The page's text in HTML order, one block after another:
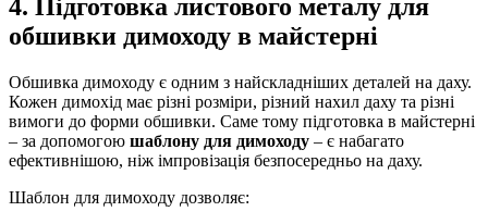
4. Підготовка листового металу для
обшивки димоходу в майстерні
Обшивка димоходу є одним з найскладніших деталей на даху.
Кожен димохід має різні розміри, різний нахил даху та різні
вимоги до форми обшивки. Саме тому підготовка в майстерні
– за допомогою шаблону для димоходу – є набагато
ефективнішою, ніж імпровізація безпосередньо на даху.
Шаблон для димоходу дозволяє: